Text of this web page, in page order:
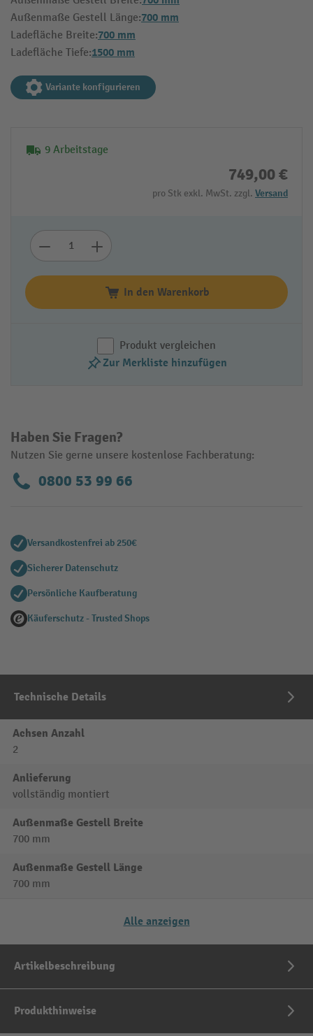
Außenmaße Gestell Länge:700 mm
Ladefläche Breite:700 mm
Ladefläche Tiefe:1500 mm
Variante konfigurieren
9 Arbeitstage
749,00 €
pro Stk exkl. MwSt. zzgl. Versand
In den Warenkorb
Produkt vergleichen
Zur Merkliste hinzufügen
Haben Sie Fragen?
Nutzen Sie gerne unsere kostenlose Fachberatung:
0800 53 99 66
Versandkostenfrei ab 250€
Sicherer Datenschutz
Persönliche Kaufberatung
Käuferschutz - Trusted Shops
Technische Details
Achsen Anzahl
2
Anlieferung
vollständig montiert
Außenmaße Gestell Breite
700 mm
Außenmaße Gestell Länge
700 mm
Alle anzeigen
Artikelbeschreibung
Produkthinweise